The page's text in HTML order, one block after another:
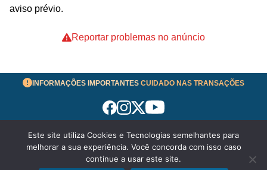
aviso prévio.
Reportar problemas no anúncio
INFORMAÇÕES IMPORTANTES CUIDADO NAS TRANSAÇÕES
Termos de Uso
© 2026 aeronavesavenda.com | Todos os Direitos
Reservados!
Este site utiliza Cookies e Tecnologias semelhantes para
melhorar a sua experiência. Você concorda com isso caso
continue a usar este site.